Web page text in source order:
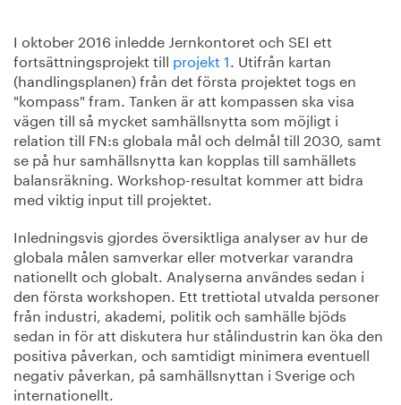
Publicerat
Bildbank
Om oss
I oktober 2016 inledde Jernkontoret och SEI ett
fortsättningsprojekt till projekt 1. Utifrån kartan
(handlingsplanen) från det första projektet togs en
"kompass" fram. Tanken är att kompassen ska visa
vägen till så mycket samhällsnytta som möjligt i
relation till FN:s globala mål och delmål till 2030, samt
se på hur samhällsnytta kan kopplas till samhällets
balansräkning. Workshop-resultat kommer att bidra
med viktig input till projektet.
Inledningsvis gjordes översiktliga analyser av hur de
globala målen samverkar eller motverkar varandra
nationellt och globalt. Analyserna användes sedan i
den första workshopen. Ett trettiotal utvalda personer
från industri, akademi, politik och samhälle bjöds
sedan in för att diskutera hur stålindustrin kan öka den
positiva påverkan, och samtidigt minimera eventuell
negativ påverkan, på samhällsnyttan i Sverige och
internationellt.